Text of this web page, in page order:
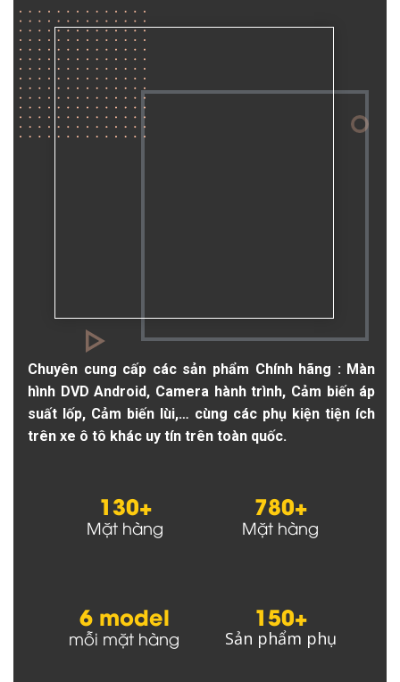
Chuyên cung cấp các sản phẩm Chính hãng : Màn
hình DVD Android, Camera hành trình, Cảm biến áp
suất lốp, Cảm biến lùi,… cùng các phụ kiện tiện ích
trên xe ô tô khác uy tín trên toàn quốc.
130+
Mặt hàng
780+
Mặt hàng
6 model
mỗi mặt hàng
150+
Sản phẩm phụ